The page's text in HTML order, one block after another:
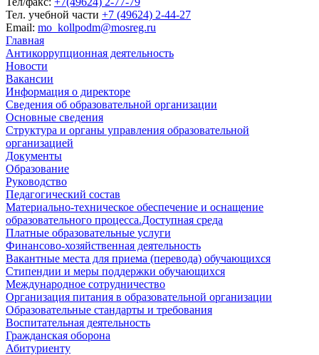
Тел. учебной части +7 (49624) 2-44-27
Email: mo_kollpodm@mosreg.ru
Главная
Антикоррупционная деятельность
Новости
Вакансии
Информация о директоре
Сведения об образовательной организации
Основные сведения
Структура и органы управления образовательной
организацией
Документы
Образование
Руководство
Педагогический состав
Материально-техническое обеспечение и оснащение
образовательного процесса.Доступная среда
Платные образовательные услуги
Финансово-хозяйственная деятельность
Вакантные места для приема (перевода) обучающихся
Стипендии и меры поддержки обучающихся
Международное сотрудничество
Организация питания в образовательной организации
Образовательные стандарты и требования
Воспитательная деятельность
Гражданская оборона
Абитуриенту